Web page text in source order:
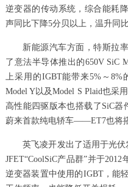
逆变器的传动系统，综合能耗
声同比下降5分贝以上，温升同
新能源汽车方面，特斯拉率
了意法半导体推出的650V SiC
上采用的IGBT能带来5%～8%
Model Y以及Model S Plaid也采
高性能四驱版本也搭载了SiC器
蔚来首款纯电轿车——ET7也将
英飞凌开发出了适用于光伏
JFET“CoolSiC产品群”并于
逆变器装置中使用的IGBT，能